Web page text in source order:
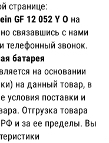
странице:
GF 12 052 Y О на
связавшись с нами
телефонный звонок.
батарея
на основании
на данный товар, в
условия поставки и
Отгрузка товара
РФ и за ее пределы. Вы